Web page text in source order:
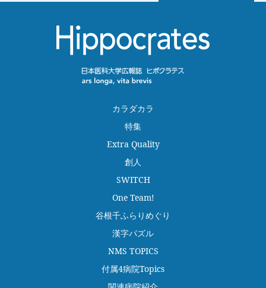
カラダカラ
特集
Extra Quality
創人
SWITCH
One Team!
谷根千ふらりめぐり
漢字パズル
NMS TOPICS
付属4病院Topics